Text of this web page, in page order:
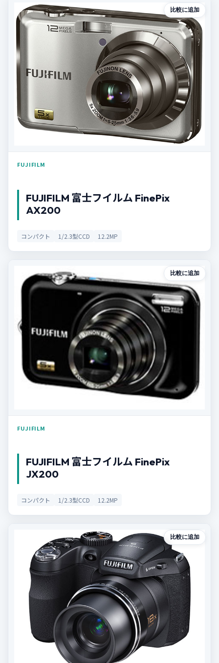
比較に追加
FUJIFILM
FUJIFILM 富士フイルム FinePix
AX200
コンパクト 1/2.3型CCD 12.2MP
比較に追加
FUJIFILM
FUJIFILM 富士フイルム FinePix
JX200
コンパクト 1/2.3型CCD 12.2MP
比較に追加